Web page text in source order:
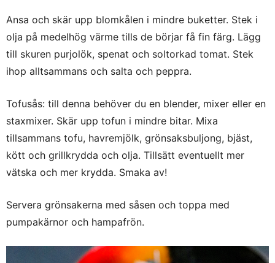
Ansa och skär upp blomkålen i mindre buketter. Stek i
olja på medelhög värme tills de börjar få fin färg. Lägg
till skuren purjolök, spenat och soltorkad tomat. Stek
ihop alltsammans och salta och peppra.
Tofusås: till denna behöver du en blender, mixer eller en
staxmixer. Skär upp tofun i mindre bitar. Mixa
tillsammans tofu, havremjölk, grönsaksbuljong, bjäst,
kött och grillkrydda och olja. Tillsätt eventuellt mer
vätska och mer krydda. Smaka av!
Servera grönsakerna med såsen och toppa med
pumpakärnor och hampafrön.